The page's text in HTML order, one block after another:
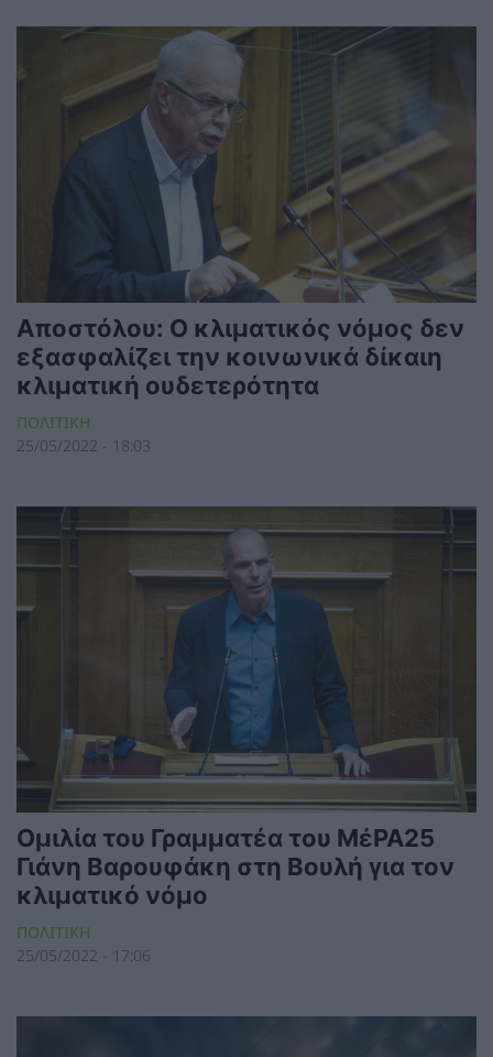
Αποστόλου: Ο κλιματικός νόμος δεν
εξασφαλίζει την κοινωνικά δίκαιη
κλιματική ουδετερότητα
ΠΟΛΙΤΙΚΗ
25/05/2022 - 18:03
Ομιλία του Γραμματέα του ΜέΡΑ25
Γιάνη Βαρουφάκη στη Βουλή για τον
κλιματικό νόμο
ΠΟΛΙΤΙΚΗ
25/05/2022 - 17:06